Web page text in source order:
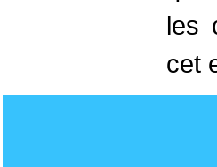
les
cet